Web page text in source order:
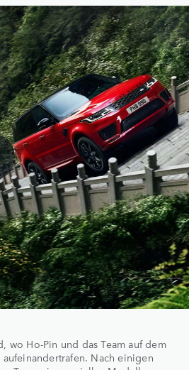
wo Ho-Pin und das Team auf dem
Nach einigen